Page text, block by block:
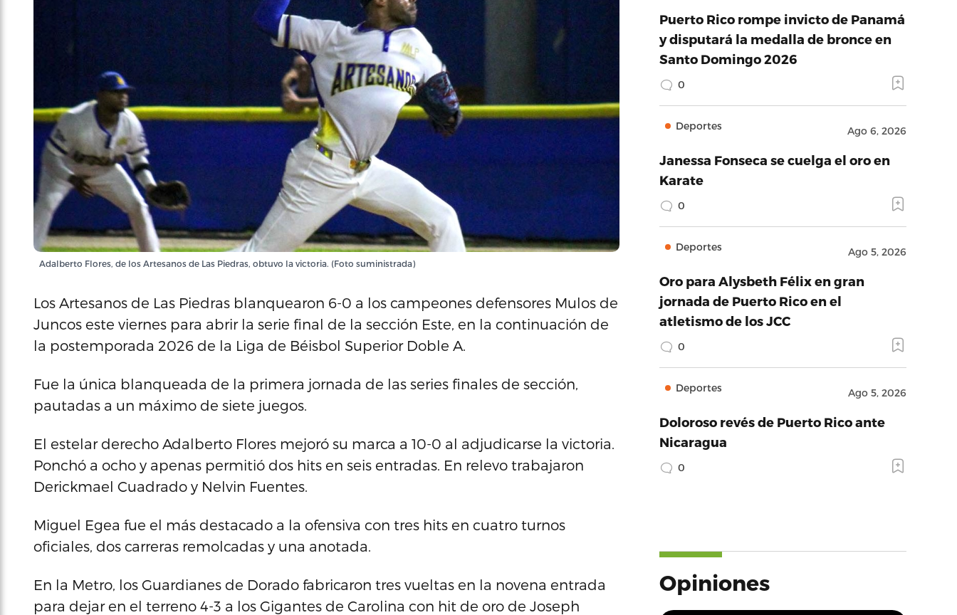
Adalberto Flores, de los Artesanos de Las Piedras, obtuvo la victoria. (Foto suministrada)
Los Artesanos de Las Piedras blanquearon 6-0 a los campeones defensores Mulos de
Juncos este viernes para abrir la serie final de la sección Este, en la continuación de
la postemporada 2026 de la Liga de Béisbol Superior Doble A.
Fue la única blanqueada de la primera jornada de las series finales de sección,
pautadas a un máximo de siete juegos.
El estelar derecho Adalberto Flores mejoró su marca a 10-0 al adjudicarse la victoria.
Ponchó a ocho y apenas permitió dos hits en seis entradas. En relevo trabajaron
Derickmael Cuadrado y Nelvin Fuentes.
Miguel Egea fue el más destacado a la ofensiva con tres hits en cuatro turnos
oficiales, dos carreras remolcadas y una anotada.
En la Metro, los Guardianes de Dorado fabricaron tres vueltas en la novena entrada
para dejar en el terreno 4-3 a los Gigantes de Carolina con hit de oro de Joseph
Puerto Rico rompe invicto de Panamá
y disputará la medalla de bronce en
Santo Domingo 2026
0
Deportes Ago 6, 2026
Janessa Fonseca se cuelga el oro en
Karate
0
Deportes Ago 5, 2026
Oro para Alysbeth Félix en gran
jornada de Puerto Rico en el
atletismo de los JCC
0
Deportes Ago 5, 2026
Doloroso revés de Puerto Rico ante
Nicaragua
0
Opiniones